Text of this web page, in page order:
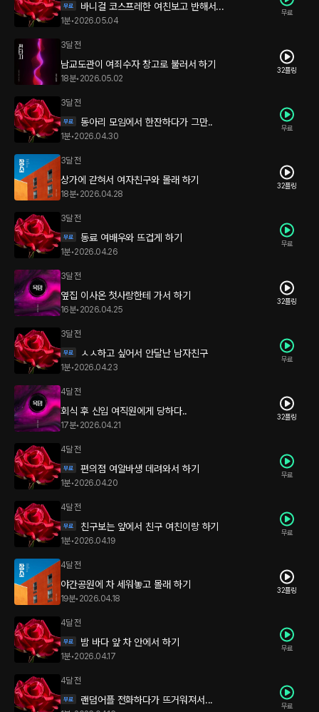
바니걸 코스프레한 여친보고 반해서...
1분•2026.05.04
무료
3달 전
남교도관이 여죄수자 창고로 불러서 하기
18분• 2026.05.02
32플링
3달 전
동아리 모임에서 한잔하다가 그만..
1분•2026.04.30
무료
3달 전
상가에 갇혀서 여자친구와 몰래 하기
18분• 2026.04.28
32플링
3달 전
동료 여배우와 뜨겁게 하기
1분•2026.04.26
무료
3달 전
옆집 이사온 첫사랑한테 가서 하기
16분• 2026.04.25
32플링
3달 전
ㅅㅅ하고 싶어서 안달난 남자친구
1분•2026.04.23
무료
4달 전
회식 후 신입 여직원에게 당하다..
17분• 2026.04.21
32플링
4달 전
편의점 여알바생 데려와서 하기
1분•2026.04.20
무료
4달 전
친구보는 앞에서 친구 여친이랑 하기
1분•2026.04.19
무료
4달 전
야간공원에 차 세워놓고 몰래 하기
19분• 2026.04.18
32플링
4달 전
밤 바다 앞 차 안에서 하기
1분•2026.04.17
무료
4달 전
랜덤어플 전화하다가 뜨거워져서... 무료